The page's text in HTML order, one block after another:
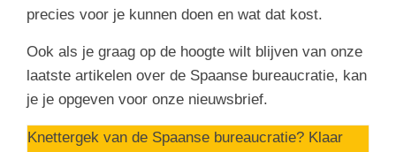
precies voor je kunnen doen en wat dat kost.
Ook als je graag op de hoogte wilt blijven van onze
laatste artikelen over de Spaanse bureaucratie, kan
je je opgeven voor onze nieuwsbrief.
Knettergek van de Spaanse bureaucratie? Klaar